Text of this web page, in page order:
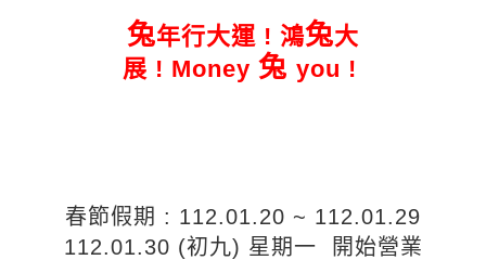
兔年行大運 ! 鴻兔大
展 ! Money 兔 you !
春節假期 : 112.01.20 ~ 112.01.29
112.01.30 (初九) 星期一 開始營業